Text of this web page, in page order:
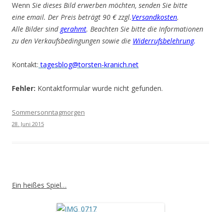
Wenn Sie dieses Bild erwerben möchten, senden Sie bitte
eine email. Der Preis beträgt 90 € zzgl.Versandkosten.
Alle Bilder sind gerahmt. Beachten Sie bitte die Informationen
zu den Verkaufsbedingungen sowie die Widerrufsbelehrung.
Kontakt: tagesblog@torsten-kranich.net
Fehler: Kontaktformular wurde nicht gefunden.
Sommersonntagmorgen
28. Juni 2015
Ein heißes Spiel…